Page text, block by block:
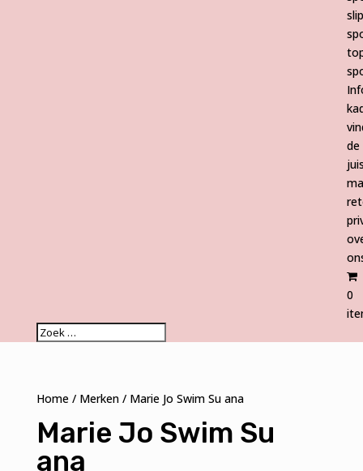
slip
de
0
Home/ Merken/ Marie Jo Swim Su ana
Marie Jo Swim Su
ana